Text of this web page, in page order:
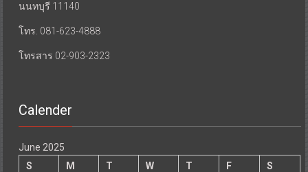
นนทบุรี 11140
โทร. 081-623-4888
โทรสาร 02-903-2323
Calender
June 2025
S
M T W T F S